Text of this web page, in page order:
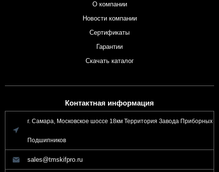
О компании
Новости компании
Сертификаты
Гарантии
Скачать каталог
Контактная информация
г. Самара, Московское шоссе 18км Территория Завода Приборных
Подшипников
sales@tmskifpro.ru